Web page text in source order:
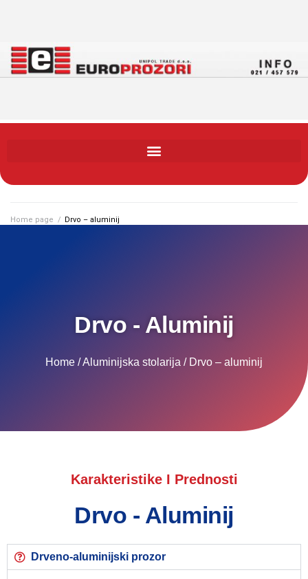
Home page / Drvo – aluminij
Drvo - Aluminij
Home / Aluminijska stolarija / Drvo – aluminij
Karakteristike I Prednosti
Drvo - Aluminij
Drveno-aluminijski prozor